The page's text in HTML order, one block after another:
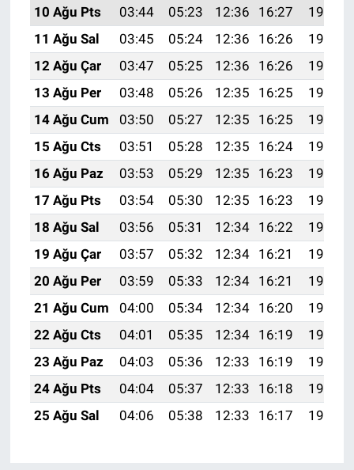
10 Ağu Pts
03:44 05:23 12:36 16:27
19:39
11 Ağu Sal
03:45 05:24 12:36 16:26
19:37
12 Ağu Çar
03:47 05:25 12:36 16:26
19:36
13 Ağu Per
03:48 05:26 12:35 16:25
19:35
14 Ağu Cum
03:50 05:27 12:35 16:25
19:33
15 Ağu Cts
03:51 05:28 12:35 16:24
19:32
16 Ağu Paz
03:53 05:29 12:35 16:23
19:31
17 Ağu Pts
03:54 05:30 12:35 16:23
19:29
18 Ağu Sal
03:56 05:31 12:34 16:22
19:28
19 Ağu Çar
03:57 05:32 12:34 16:21
19:26
20 Ağu Per
03:59 05:33 12:34 16:21
19:25
21 Ağu Cum
04:00 05:34 12:34 16:20
19:23
22 Ağu Cts
04:01 05:35 12:34 16:19
19:22
23 Ağu Paz
04:03 05:36 12:33 16:19
19:20
24 Ağu Pts
04:04 05:37 12:33 16:18
19:19
25 Ağu Sal
04:06 05:38 12:33 16:17 19:17
Nedir
Popüler
Programlar
Sağlık
Spor
Teknoloji
Türkiye'nin Geleceği
Türkiye'nin Gündemi
Yerel Gündem
Yerel Yaşam
Canlı Yayın